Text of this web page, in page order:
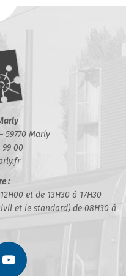
59770 Marly
99 00
:
et de 13H30 à 17H30
et le standard) de 08H30 à